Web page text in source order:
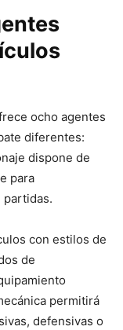
ocho agentes
diferentes:
dispone de
para
partidas.
con estilos de
de
permitirá
defensivas o